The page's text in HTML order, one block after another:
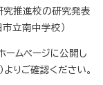
推進校の研究発表
立南中学校）
ームページに公開し
りご確認ください。